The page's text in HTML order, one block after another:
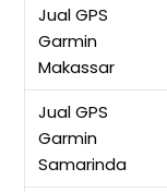
Jual GPS
Garmin
Makassar
Jual GPS
Garmin
Samarinda